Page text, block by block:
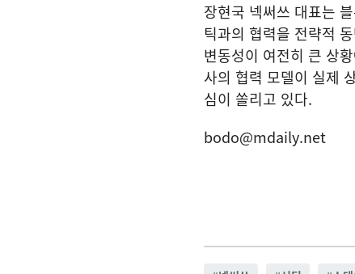
장현국 넥써쓰 대표는
틱과의 협력을 전략적
변동성이 여전히 큰 상
사의 협력 모델이 실제
심이 쏠리고 있다.
bodo@mdaily.net